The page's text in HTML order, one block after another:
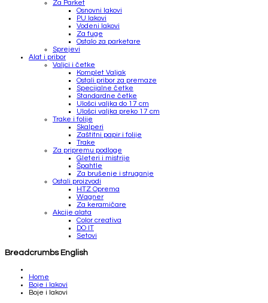
Za Parket
Osnovni lakovi
PU lakovi
Vodeni lakovi
Za fuge
Ostalo za parketare
Sprejevi
Alat i pribor
Valjci i četke
Komplet Valjak
Ostali pribor za premaze
Specijalne četke
Standardne četke
Ulošci valjka do 17 cm
Ulošci valjka preko 17 cm
Trake i folije
Skalperi
Zaštitni papir i folije
Trake
Za pripremu podloge
Gleteri i mistrije
Špahtle
Za brušenje i struganje
Ostali proizvodi
HTZ Oprema
Wagner
Za keramičare
Akcije alata
Color creativa
DO IT
Setovi
Breadcrumbs English
Home
Boje i lakovi
Boje i lakovi